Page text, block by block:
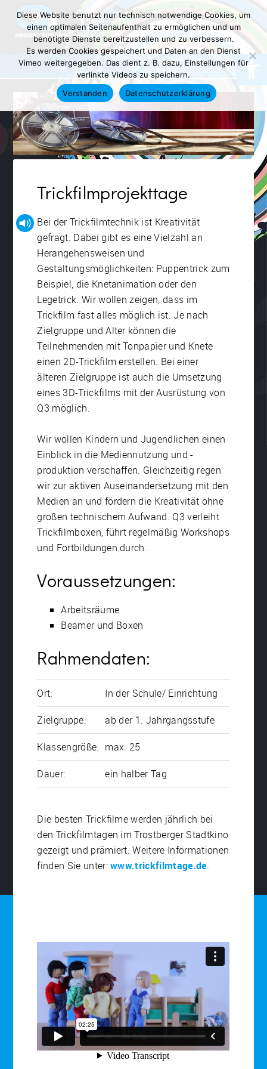
Trickfilmprojekttage
Bei der Trickfilmtechnik ist Kreativität
gefragt. Dabei gibt es eine Vielzahl an
Herangehensweisen und
Gestaltungsmöglichkeiten: Puppentrick zum
Beispiel, die Knetanimation oder den
Legetrick. Wir wollen zeigen, dass im
Trickfilm fast alles möglich ist. Je nach
Zielgruppe und Alter können die
Teilnehmenden mit Tonpapier und Knete
einen 2D-Trickfilm erstellen. Bei einer
älteren Zielgruppe ist auch die Umsetzung
eines 3D-Trickfilms mit der Ausrüstung von
Q3 möglich.
Wir wollen Kindern und Jugendlichen einen
Einblick in die Mediennutzung und -
produktion verschaffen. Gleichzeitig regen
wir zur aktiven Auseinandersetzung mit den
Medien an und fördern die Kreativität ohne
großen technischem Aufwand. Q3 verleiht
Trickfilmboxen, führt regelmäßig Workshops
und Fortbildungen durch.
Voraussetzungen:
Arbeitsräume
Beamer und Boxen
Rahmendaten:
Ort: In der Schule/ Einrichtung
Zielgruppe: ab der 1. Jahrgangsstufe
Klassengröße: max. 25
Dauer: ein halber Tag
Die besten Trickfilme werden jährlich bei
den Trickfilmtagen im Trostberger Stadtkino
gezeigt und prämiert. Weitere Informationen
finden Sie unter:www.trickfilmtage.de.
Diese Website benutzt nur technisch notwendige Cookies, um
einen optimalen Seitenaufenthalt zu ermöglichen und um
benötigte Dienste bereitzustellen und zu verbessern.
Es werden Cookies gespeichert und Daten an den Dienst
Vimeo weitergegeben. Das dient z. B. dazu, Einstellungen für
verlinkte Videos zu speichern.
Verstanden
Datenschutzerklärung